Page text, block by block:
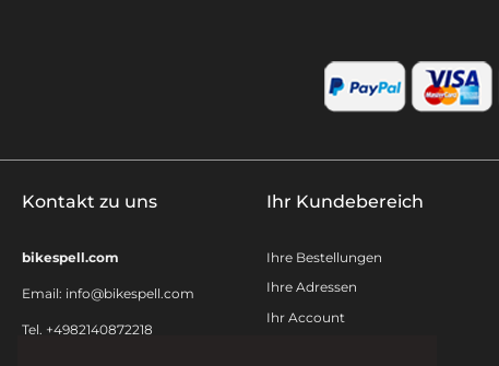
Kontakt zu uns
bikespell.com
Email: info@bikespell.com
Tel. +4982140872218
Ihr Kundebereich
Ihre Bestellungen
Ihre Adressen
Ihr Account